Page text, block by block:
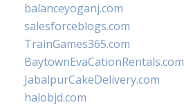
balanceyoganj.com
salesforceblogs.com
TrainGames365.com
BaytownEvaCationRentals.com
JabalpurCakeDelivery.com
halobjd.com